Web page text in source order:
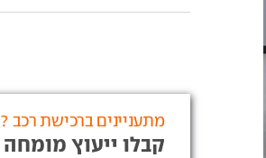
מתעניינים ברכישת רכב ?
קבלו ייעוץ מומחה